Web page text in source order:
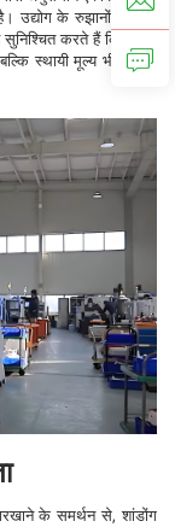
उद्योग के रुझानों से आगे
करते हैं कि रीनिन
स्थायी मूल्य भी प्रदान
के समर्थन से, शांडोंग